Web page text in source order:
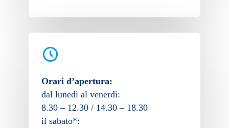
Orari d’apertura:
dal lunedì al venerdì:
8.30 – 12.30 / 14.30 – 18.30
il sabato*: